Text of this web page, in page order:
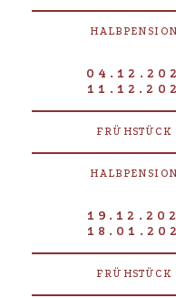
HALBPENSION
FRÜHSTÜCK
HALBPENSION
FRÜHSTÜCK